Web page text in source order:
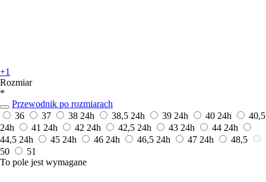
+1
Rozmiar
*
Przewodnik po rozmiarach
36
37 38 24h 38,5 24h 39 24h 40 24h
40,5
24h
41 24h 42 24h 42,5 24h 43 24h 44 24h
44,5 24h 45 24h 46 24h 46,5 24h 47 24h
48,5
50
51
To pole jest wymagane